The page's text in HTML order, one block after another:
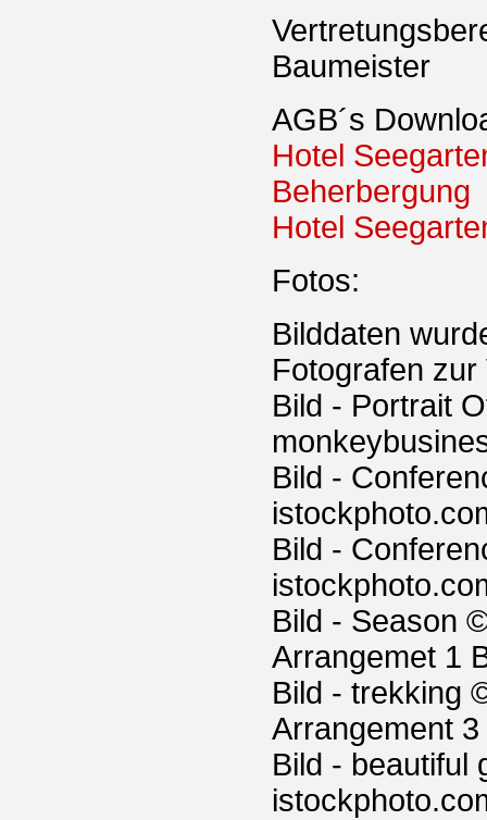
Baumeister
AGB´s
Hotel
Beherbergung
Hotel
Fotos:
Bilddaten
Fotografen
Bild - Portrait
Bild -
Bild -
Bild - Season
Arrangemet 1
Bild - trekking
Arrangement 3
Bild - beautiful